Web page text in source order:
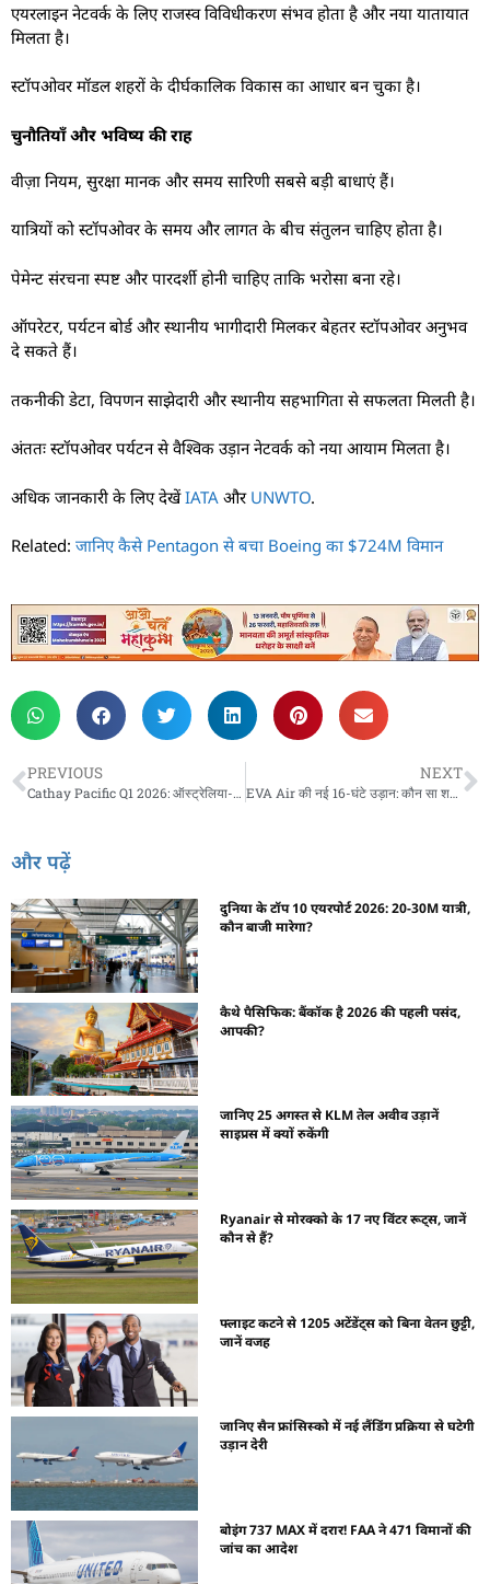
एयरलाइन नेटवर्क के लिए राजस्व विविधीकरण संभव होता है और नया यातायात
मिलता है।
स्टॉपओवर मॉडल शहरों के दीर्घकालिक विकास का आधार बन चुका है।
चुनौतियाँ और भविष्य की राह
वीज़ा नियम, सुरक्षा मानक और समय सारिणी सबसे बड़ी बाधाएं हैं।
यात्रियों को स्टॉपओवर के समय और लागत के बीच संतुलन चाहिए होता है।
पेमेन्ट संरचना स्पष्ट और पारदर्शी होनी चाहिए ताकि भरोसा बना रहे।
ऑपरेटर, पर्यटन बोर्ड और स्थानीय भागीदारी मिलकर बेहतर स्टॉपओवर अनुभव
दे सकते हैं।
तकनीकी डेटा, विपणन साझेदारी और स्थानीय सहभागिता से सफलता मिलती है।
अंततः स्टॉपओवर पर्यटन से वैश्विक उड़ान नेटवर्क को नया आयाम मिलता है।
अधिक जानकारी के लिए देखेंIATA और UNWTO.
Related: जानिए कैसे Pentagon से बचा Boeing का $724M विमान
PREVIOUS
Cathay Pacific Q1 2026: ऑस्ट्रेलिया-न्यूज़ीलैंड उड़ानें बढ़ीं — जानिए
NEXT
EVA Air की नई 16-घंटे उड़ान: कौन सा शहर?
और पढ़ें
दुनिया के टॉप 10 एयरपोर्ट 2026: 20-30M यात्री,
कौन बाजी मारेगा?
कैथे पैसिफिक: बैंकॉक है 2026 की पहली पसंद,
आपकी?
जानिए 25 अगस्त से KLM तेल अवीव उड़ानें
साइप्रस में क्यों रुकेंगी
Ryanair से मोरक्को के 17 नए विंटर रूट्स, जानें
कौन से हैं?
फ्लाइट कटने से 1205 अटेंडेंट्स को बिना वेतन छुट्टी,
जानें वजह
जानिए सैन फ्रांसिस्को में नई लैंडिंग प्रक्रिया से घटेगी
उड़ान देरी
बोइंग 737 MAX में दरार! FAA ने 471 विमानों की
जांच का आदेश